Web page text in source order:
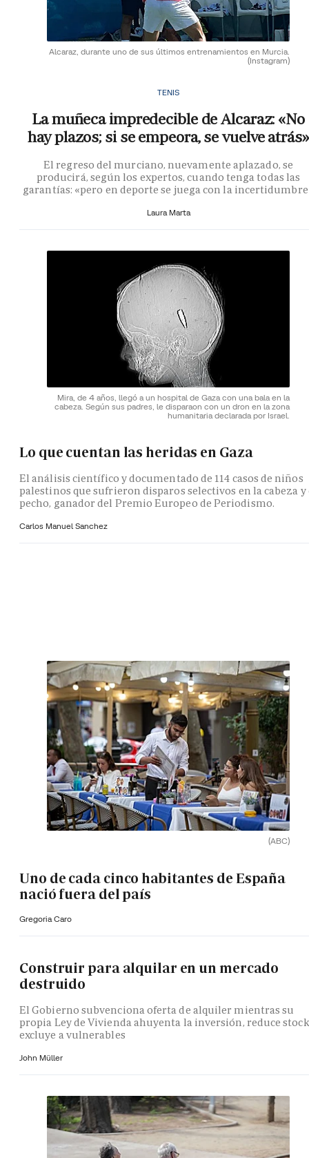
Alcaraz, durante uno de sus últimos entrenamientos en Murcia.
(Instagram)
TENIS
La muñeca impredecible de Alcaraz: «No
hay plazos; si se empeora, se vuelve atrás»
El regreso del murciano, nuevamente aplazado, se
producirá, según los expertos, cuando tenga todas las
garantías: «pero en deporte se juega con la
Laura Marta
Mira, de 4 años, llegó a un hospital de Gaza con una bala en la
cabeza. Según sus padres, le disparaon con un dron en la zona
humanitaria declarada por Israel.
Lo que cuentan las heridas en Gaza
El análisis científico y documentado de 114 casos de niños
palestinos que sufrieron disparos selectivos en la cabeza y
pecho, ganador del Premio Europeo de Periodismo.
Carlos Manuel Sanchez
(ABC)
Uno de cada cinco habitantes de España
nació fuera del país
Gregoria Caro
Construir para alquilar en un mercado
destruido
El Gobierno subvenciona oferta de alquiler mientras su
propia Ley de Vivienda ahuyenta la inversión, reduce
excluye a vulnerables
John Müller